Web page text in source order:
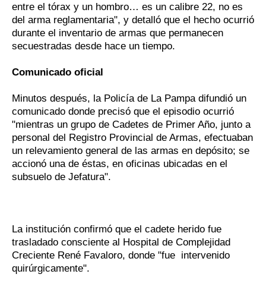
entre el tórax y un hombro… es un calibre 22, no es
del arma reglamentaria", y detalló que el hecho ocurrió
durante el inventario de armas que permanecen
secuestradas desde hace un tiempo.
Comunicado oficial
Minutos después, la Policía de La Pampa difundió un
comunicado donde precisó que el episodio ocurrió
"mientras un grupo de Cadetes de Primer Año, junto a
personal del Registro Provincial de Armas, efectuaban
un relevamiento general de las armas en depósito; se
accionó una de éstas, en oficinas ubicadas en el
subsuelo de Jefatura".
La institución confirmó que el cadete herido fue
trasladado consciente al Hospital de Complejidad
Creciente René Favaloro, donde "fue intervenido
quirúrgicamente".